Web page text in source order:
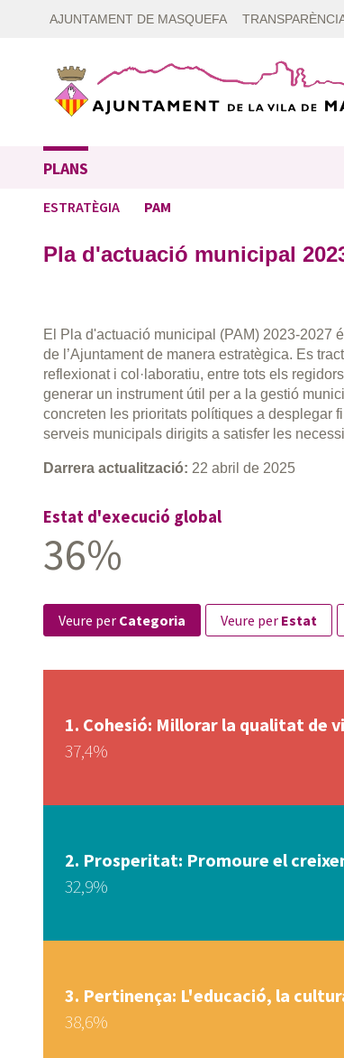
AJUNTAMENT DE MASQUEFA
PLANS
ESTRATÈGIA PAM
Pla d'actuació municipal
El Pla d'actuació municipal (PAM) 2023-2027
de l’Ajuntament de manera estratègica. Es
reflexionat i col·laboratiu, entre tots els
generar un instrument útil per a la gestió
concreten les prioritats polítiques a desplegar
serveis municipals dirigits a satisfer les
Darrera actualització: 22 abril de 2025
Estat d'execució global
36%
veure per Categoria veure per Estat
Cohesió: Millorar la qualitat de
37,4%
Prosperitat: Promoure el
32,9%
Pertinença: L'educació, la
38,6%